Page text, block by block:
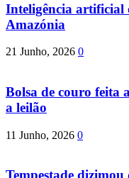
Inteligência artificial
Amazónia
21 Junho, 2026 0
Bolsa de couro feita
a leilão
11 Junho, 2026 0